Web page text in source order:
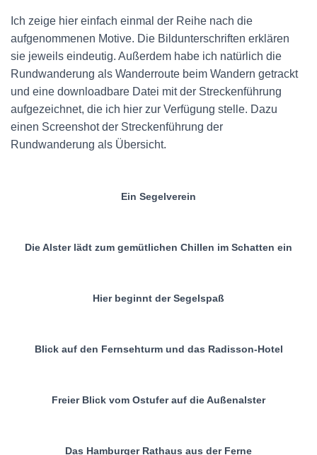
Ich zeige hier einfach einmal der Reihe nach die
aufgenommenen Motive. Die Bildunterschriften erklären
sie jeweils eindeutig. Außerdem habe ich natürlich die
Rundwanderung als Wanderroute beim Wandern getrackt
und eine downloadbare Datei mit der Streckenführung
aufgezeichnet, die ich hier zur Verfügung stelle. Dazu
einen Screenshot der Streckenführung der
Rundwanderung als Übersicht.
Ein Segelverein
Die Alster lädt zum gemütlichen Chillen im Schatten ein
Hier beginnt der Segelspaß
Blick auf den Fernsehturm und das Radisson-Hotel
Freier Blick vom Ostufer auf die Außenalster
Das Hamburger Rathaus aus der Ferne